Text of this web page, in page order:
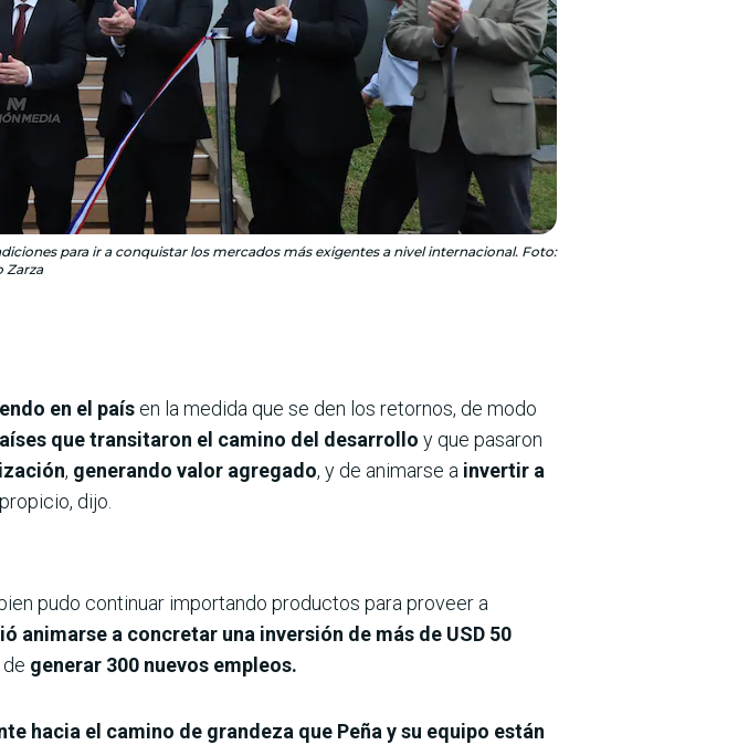
para ir a conquistar los mercados más exigentes a nivel internacional. Foto:
Zarza
en el país en la medida que se den los retornos, de modo
que transitaron el camino del desarrollo y que pasaron
, generando valor agregado, y de animarse a invertir a
dijo.
pudo continuar importando productos para proveer a
animarse a concretar una inversión de más de USD 50
generar 300 nuevos empleos.
hacia el camino de grandeza que Peña y su equipo están